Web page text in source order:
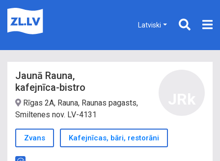
Latviski
Jaunā Rauna,
kafejnīca-bistro
Rīgas 2A, Rauna, Raunas pagasts,
Smiltenes nov. LV-4131
Zvans Kafejnīcas, bāri, restorāni